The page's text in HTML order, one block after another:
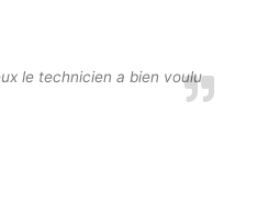
le technicien a bien voulu